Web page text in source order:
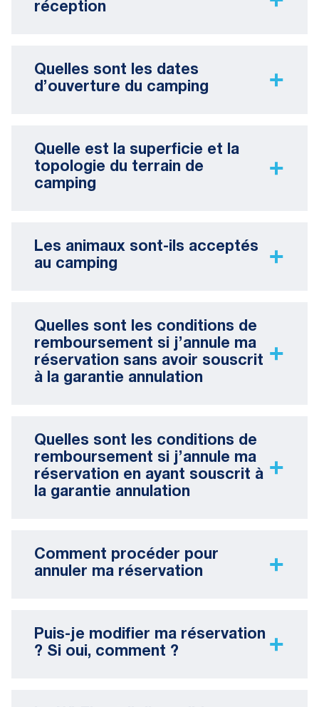
réception
Quelles sont les dates
d’ouverture du camping
Quelle est la superficie et la
topologie du terrain de
camping
Les animaux sont-ils acceptés
au camping
Quelles sont les conditions de
remboursement si j’annule ma
réservation sans avoir souscrit
à la garantie annulation
Quelles sont les conditions de
remboursement si j’annule ma
réservation en ayant souscrit à
la garantie annulation
Comment procéder pour
annuler ma réservation
Puis-je modifier ma réservation
? Si oui, comment ?